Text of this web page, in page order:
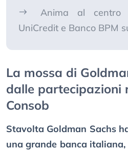
Anima al centro
UniCredit e Banco BPM
La mossa di
dalle partecipazioni
Consob
Stavolta Goldman Sachs
una grande banca